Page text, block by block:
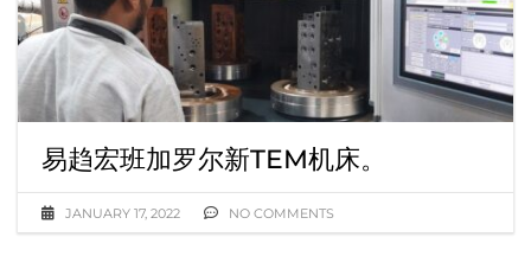
易趋宏班加罗尔新TEM机床。
JANUARY 17, 2022 NO COMMENTS